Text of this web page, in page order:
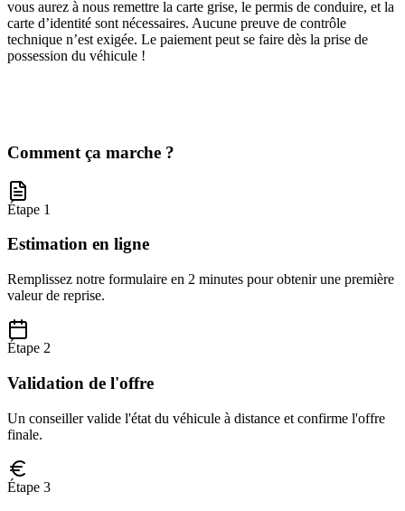
vous aurez à nous remettre la carte grise, le permis de conduire, et la
carte d’identité sont nécessaires. Aucune preuve de contrôle
technique n’est exigée. Le paiement peut se faire dès la prise de
possession du véhicule !
Comment ça marche ?
Étape 1
Estimation en ligne
Remplissez notre formulaire en 2 minutes pour obtenir une première
valeur de reprise.
Étape 2
Validation de l'offre
Un conseiller valide l'état du véhicule à distance et confirme l'offre
finale.
Étape 3